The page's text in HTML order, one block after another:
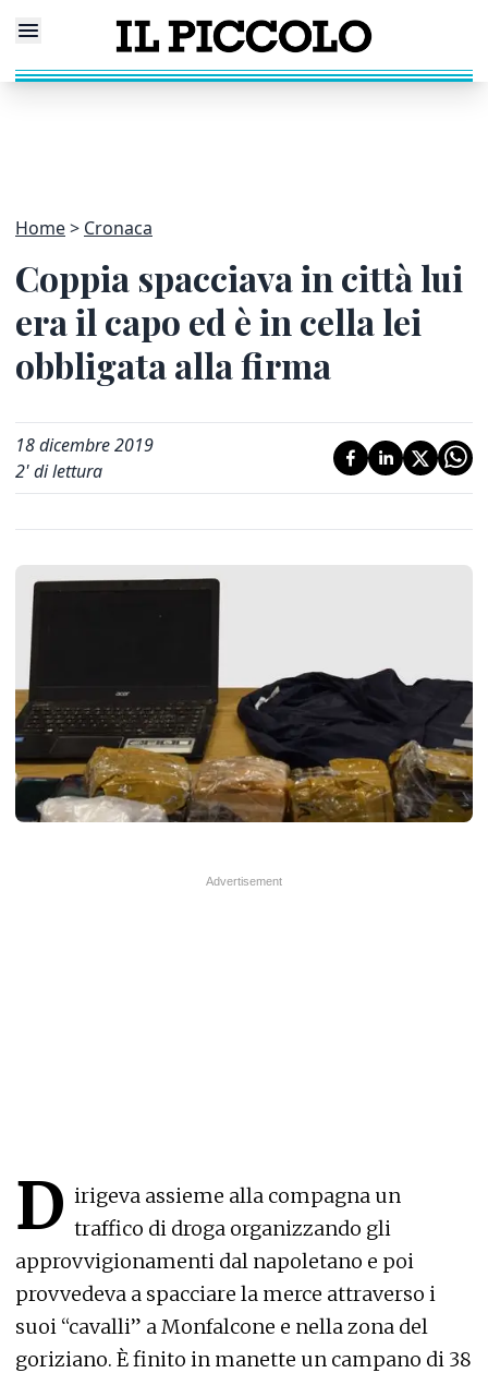
Home Cronaca
Coppia spacciava in città lui
era il capo ed è in cella lei
obbligata alla firma
18 dicembre 2019
2' di lettura
D irigeva assieme alla compagna un
traffico di droga organizzando gli
approvvigionamenti dal napoletano e poi
provvedeva a spacciare la merce attraverso i
suoi “cavalli” a Monfalcone e nella zona del
goriziano. È finito in manette un campano di 38